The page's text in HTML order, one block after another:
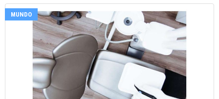
MUNDO